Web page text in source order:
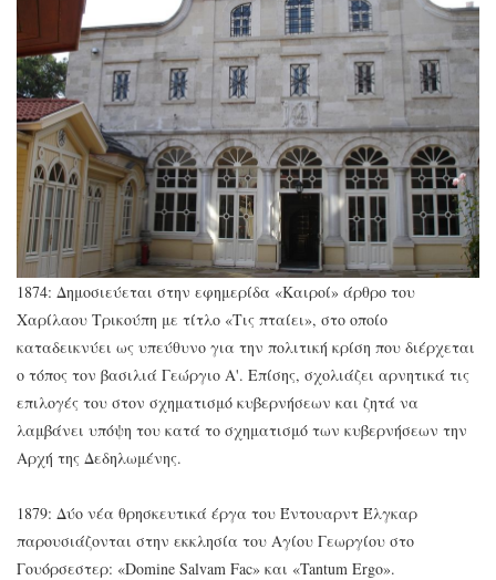
1874: Δημοσιεύεται στην εφημερίδα «Καιροί» άρθρο του
Χαρίλαου Τρικούπη με τίτλο «Τις πταίει», στο οποίο
καταδεικνύει ως υπεύθυνο για την πολιτική κρίση που διέρχεται
ο τόπος τον βασιλιά Γεώργιο Α'. Επίσης, σχολιάζει αρνητικά τις
επιλογές του στον σχηματισμό κυβερνήσεων και ζητά να
λαμβάνει υπόψη του κατά το σχηματισμό των κυβερνήσεων την
Αρχή της Δεδηλωμένης.
1879: Δύο νέα θρησκευτικά έργα του Έντουαρντ Έλγκαρ
παρουσιάζονται στην εκκλησία του Αγίου Γεωργίου στο
Γουόρσεστερ: «Domine Salvam Fac» και «Tantum Ergo».